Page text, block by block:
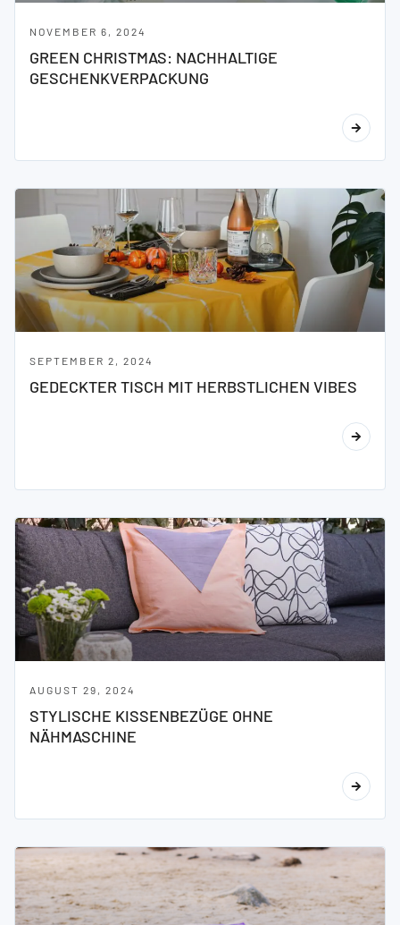
NOVEMBER 6, 2024
GREEN CHRISTMAS: NACHHALTIGE
GESCHENKVERPACKUNG
SEPTEMBER 2, 2024
GEDECKTER TISCH MIT HERBSTLICHEN VIBES
AUGUST 29, 2024
STYLISCHE KISSENBEZÜGE OHNE
NÄHMASCHINE